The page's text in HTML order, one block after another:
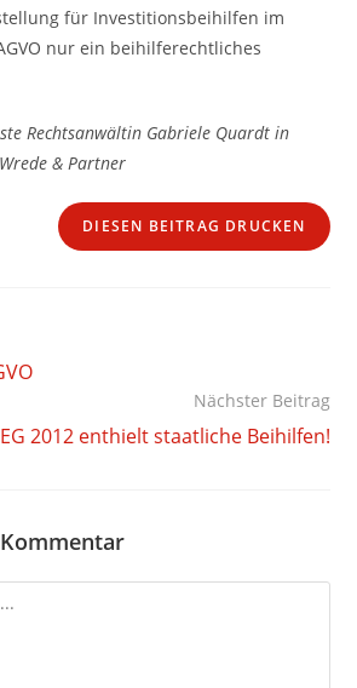
für Investitionsbeihilfen im
nur ein beihilferechtliches
Rechtsanwältin Gabriele Quardt in
& Partner
DIESEN BEITRAG DRUCKEN
Nächster Beitrag
2012 enthielt staatliche Beihilfen!